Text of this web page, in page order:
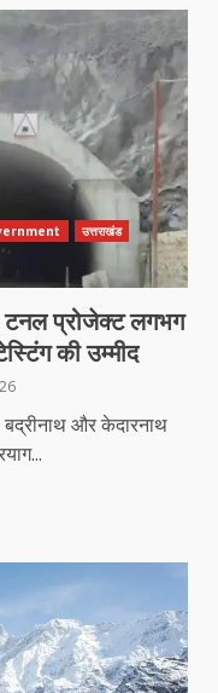
उत्तराखंड
टनल प्रोजेक्ट लगभग
की उम्मीद
और केदारनाथ